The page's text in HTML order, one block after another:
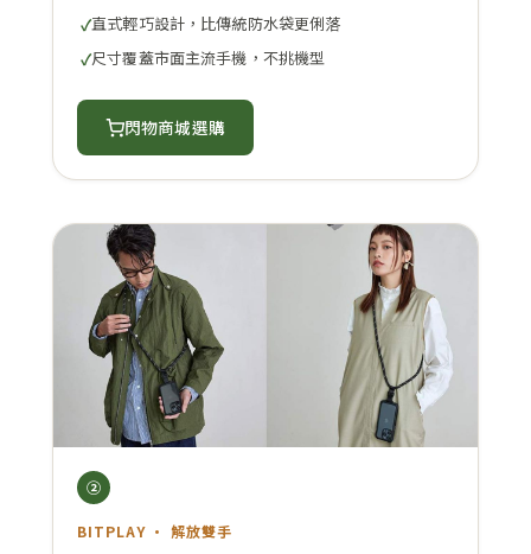
直式輕巧設計，比傳統防水袋更俐落
尺寸覆蓋市面主流手機，不挑機型
閃物商城選購
②
BITPLAY · 解放雙手